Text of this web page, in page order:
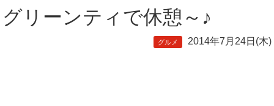
グリーンティで休憩～♪
グルメ 2014年7月24日(木)